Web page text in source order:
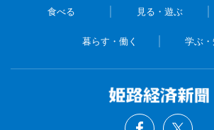
食べる 見る・遊ぶ
暮らす・働く 学ぶ